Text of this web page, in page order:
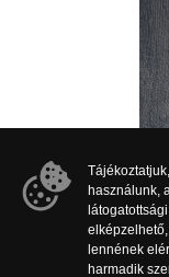
használunk,
lennének
harmadik